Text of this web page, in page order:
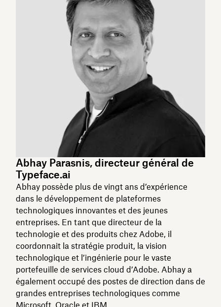
Abhay Parasnis, directeur général de
Typeface.ai
Abhay possède plus de vingt ans d’expérience
dans le développement de plateformes
technologiques innovantes et des jeunes
entreprises. En tant que directeur de la
technologie et des produits chez Adobe, il
coordonnait la stratégie produit, la vision
technologique et l’ingénierie pour le vaste
portefeuille de services cloud d’Adobe. Abhay a
également occupé des postes de direction dans de
grandes entreprises technologiques comme
Microsoft, Oracle et IBM.